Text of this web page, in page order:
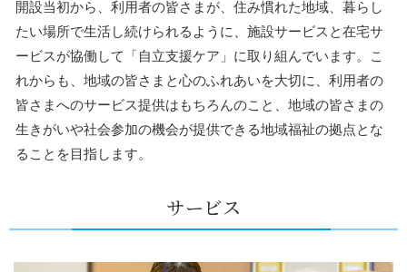
開設当初から、利用者の皆さまが、住み慣れた地域、暮らし
たい場所で生活し続けられるように、施設サービスと在宅サ
ービスが協働して「自立支援ケア」に取り組んでいます。こ
れからも、地域の皆さまと心のふれあいを大切に、利用者の
皆さまへのサービス提供はもちろんのこと、地域の皆さまの
生きがいや社会参加の機会が提供できる地域福祉の拠点とな
ることを目指します。
サービス